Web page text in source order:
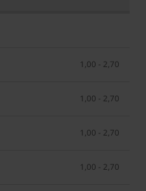
1,00 - 2,70
1,00 - 2,70
1,00 - 2,70
1,00 - 2,70